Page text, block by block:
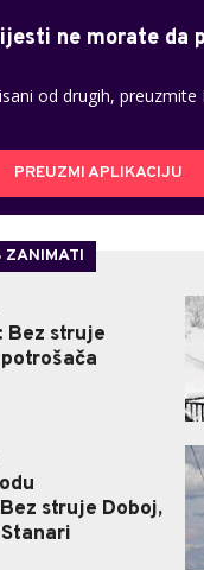
ne morate da
od drugih,
PREUZMI APLIKACIJU
ZANIMATI
struje
struje Doboj,